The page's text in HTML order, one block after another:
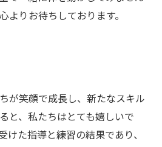
よりお待ちしております。
が笑顔で成長し、新たなスキル
と、私たちはとても嬉しいで
けた指導と練習の結果であり、